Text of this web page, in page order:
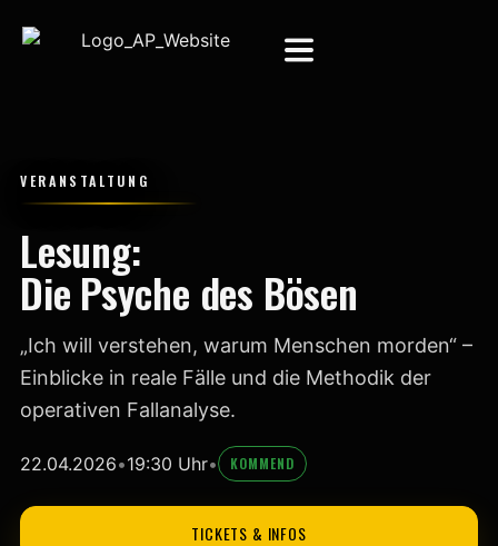
VERANSTALTUNG
Lesung:
Die Psyche des Bösen
„Ich will verstehen, warum Menschen morden“ –
Einblicke in reale Fälle und die Methodik der
operativen Fallanalyse.
22.04.2026•19:30 Uhr• KOMMEND
TICKETS & INFOS